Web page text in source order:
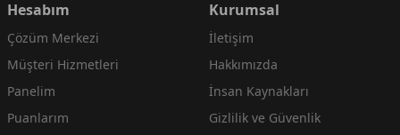
Hesabım
Çözüm Merkezi
Müşteri Hizmetleri
Panelim
Puanlarım
Kurumsal
İletişim
Hakkımızda
İnsan Kaynakları
Gizlilik ve Güvenlik